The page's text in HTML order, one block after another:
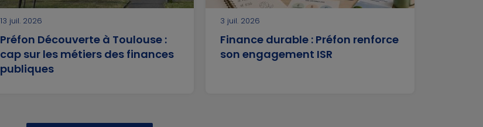
13 juil. 2026
Préfon Découverte à Toulouse :
cap sur les métiers des finances
publiques
3 juil. 2026
Finance durable : Préfon renforce
son engagement ISR